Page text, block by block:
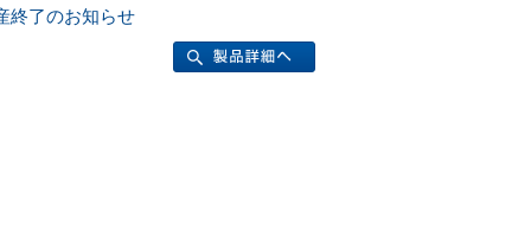
終了のお知らせ